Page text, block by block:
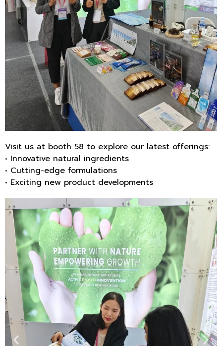
Visit us at booth 58 to explore our latest offerings:
• Innovative natural ingredients
• Cutting-edge formulations
• Exciting new product developments